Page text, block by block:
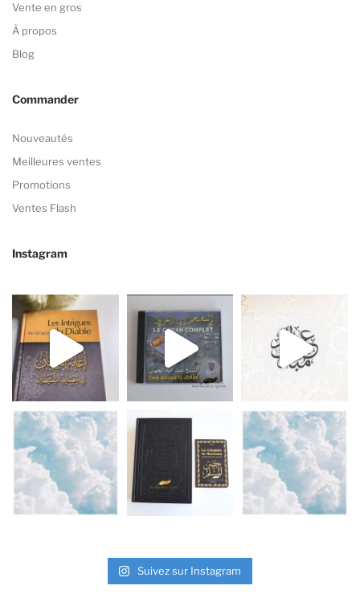
Vente en gros
À propos
Blog
Commander
Nouveautés
Meilleures ventes
Promotions
Ventes Flash
Instagram
Suivez sur Instagram